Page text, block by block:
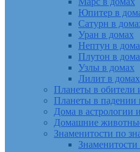
Юпитер в
Сатурн в
Уран в домах
Нептун в
Плутон в
Узлы в домах
Лилит в домах
Планеты в обители
Планеты в падении
Дома в астрологии
Домашние
Знаменитости по